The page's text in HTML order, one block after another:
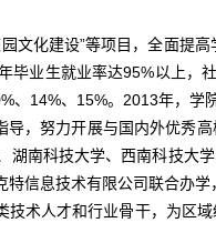
化建设”等项目，全面提高
毕业生就业率达95%以上
14%、15%。2013年，学
努力开展与国内外优秀
南科技大学、西南科技
信息技术有限公司联合办学
人才和行业骨干，为区域